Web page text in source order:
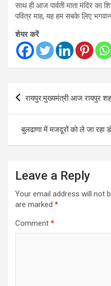
साथ ही आज पार्वती माता मंदिर का
पवित्र माह, यह हम सबके लिए
शेयर करें
Post
navigation
रायपुर:मुख्यमंत्री आज रायपुर
बुलढाणा में मजदूरों को ले जा रहा
Leave a Reply
Your email address will not
are marked *
Comment *